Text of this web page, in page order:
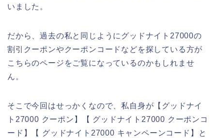
いました。
だから、過去の私と同じようにグッドナイト27000の
割引クーポンやクーポンコードなどを探している方が
こちらのページをご覧になっているのかもしれませ
ん。
そこで今回はせっかくなので、私自身が【グッドナイ
ト27000 クーポン】【 グッドナイト27000 クーポンコ
ード】【 グッドナイト27000 キャンペーンコード】と